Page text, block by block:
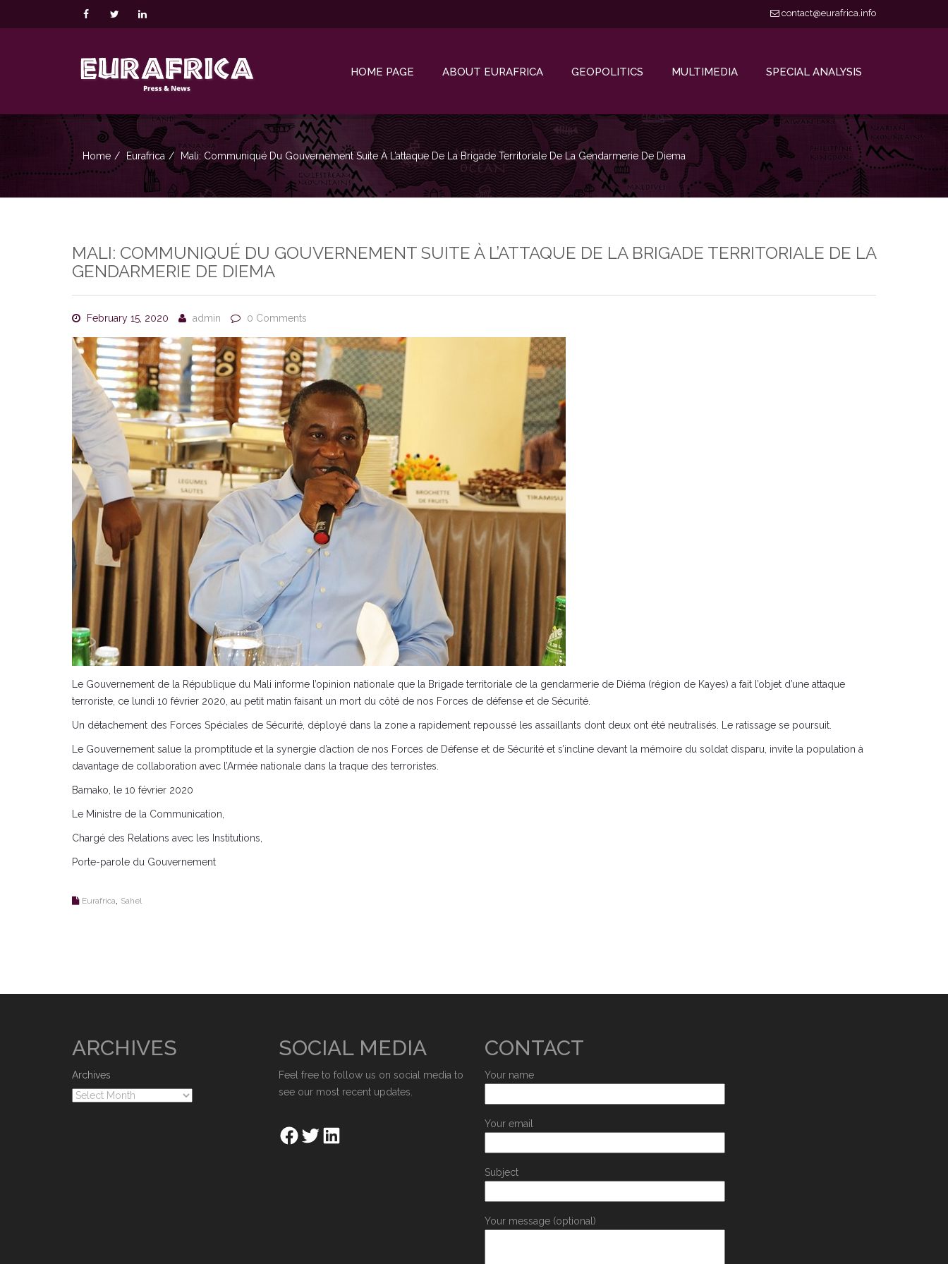
contact@eurafrica.info
HOME PAGE ABOUT EURAFRICA GEOPOLITICS MULTIMEDIA SPECIAL ANALYSIS
Home Eurafrica Mali: Communiqué Du Gouvernement Suite À L’attaque De La Brigade Territoriale De La Gendarmerie De Diema
MALI: COMMUNIQUÉ DU GOUVERNEMENT SUITE À L’ATTAQUE DE LA BRIGADE TERRITORIALE DE LA
GENDARMERIE DE DIEMA
February 15, 2020 admin 0 Comments
Le Gouvernement de la République du Mali informe l’opinion nationale que la Brigade territoriale de la gendarmerie de Diéma (région de Kayes) a fait l’objet d’une attaque
terroriste, ce lundi 10 février 2020, au petit matin faisant un mort du côté de nos Forces de défense et de Sécurité.
Un détachement des Forces Spéciales de Sécurité, déployé dans la zone a rapidement repoussé les assaillants dont deux ont été neutralisés. Le ratissage se poursuit.
Le Gouvernement salue la promptitude et la synergie d’action de nos Forces de Défense et de Sécurité et s’incline devant la mémoire du soldat disparu, invite la population à
davantage de collaboration avec l’Armée nationale dans la traque des terroristes.
Bamako, le 10 février 2020
Le Ministre de la Communication,
Chargé des Relations avec les Institutions,
Porte-parole du Gouvernement
Eurafrica Sahel
ARCHIVES
Archives
SOCIAL MEDIA
Feel free to follow us on social media to
see our most recent updates.
CONTACT
Your name
Your email
Subject
Your message (optional)